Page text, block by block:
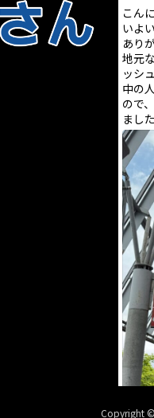
こん
いよ
あり
地元
ッシ
中の
ので
ました
Copyright ©